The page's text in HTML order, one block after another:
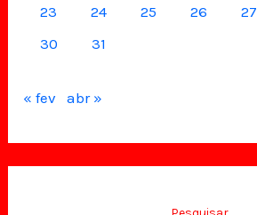
23
24 25 26 27
30
31
« fev abr »